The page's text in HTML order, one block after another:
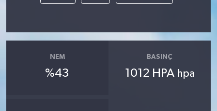
NEM
%43
BASINÇ
1012 HPA hpa